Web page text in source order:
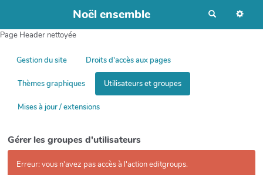
Noël ensemble
c
Page Header nettoyée
Gestion du site Droits d'accès aux pages
Thèmes graphiques Utilisateurs et groupes
Mises à jour / extensions
Gérer les groupes d'utilisateurs
Erreur: vous n'avez pas accès à l'action editgroups.